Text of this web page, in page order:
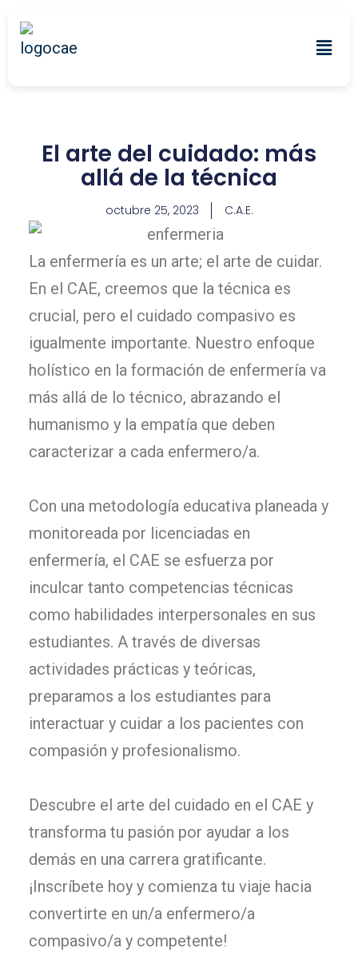
El arte del cuidado: más
allá de la técnica
octubre 25, 2023 C.A.E.
La enfermería es un arte; el arte de cuidar.
En el CAE, creemos que la técnica es
crucial, pero el cuidado compasivo es
igualmente importante. Nuestro enfoque
holístico en la formación de enfermería va
más allá de lo técnico, abrazando el
humanismo y la empatía que deben
caracterizar a cada enfermero/a.
Con una metodología educativa planeada y
monitoreada por licenciadas en
enfermería, el CAE se esfuerza por
inculcar tanto competencias técnicas
como habilidades interpersonales en sus
estudiantes. A través de diversas
actividades prácticas y teóricas,
preparamos a los estudiantes para
interactuar y cuidar a los pacientes con
compasión y profesionalismo.
Descubre el arte del cuidado en el CAE y
transforma tu pasión por ayudar a los
demás en una carrera gratificante.
¡Inscríbete hoy y comienza tu viaje hacia
convertirte en un/a enfermero/a
compasivo/a y competente!